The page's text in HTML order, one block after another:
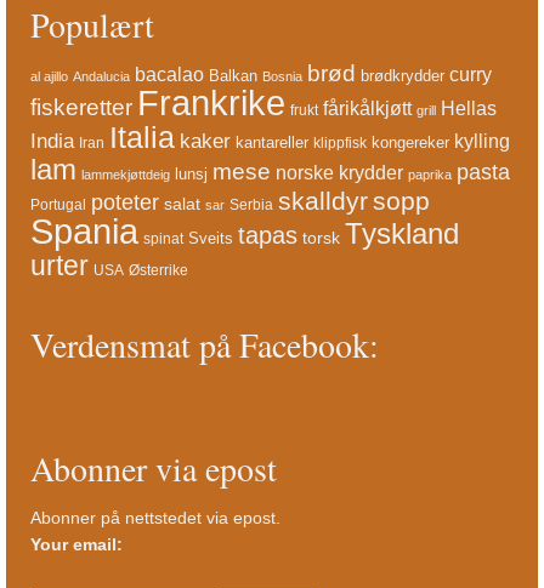
Populært
al ajillo Andalucia bacalao Balkan Bosnia brød brødkrydder curry
fiskeretter Frankrike frukt fårikålkjøtt grill Hellas
India Iran Italia kaker kantareller klippfisk kongereker kylling
lam lammekjøttdeig lunsj mese norske krydder paprika pasta
Portugal poteter salat sar Serbia skalldyrsopp
Spania spinat Sveits tapas torsk Tyskland
urter USA Østerrike
Verdensmat på Facebook:
Abonner via epost
Abonner på nettstedet via epost.
Your email: